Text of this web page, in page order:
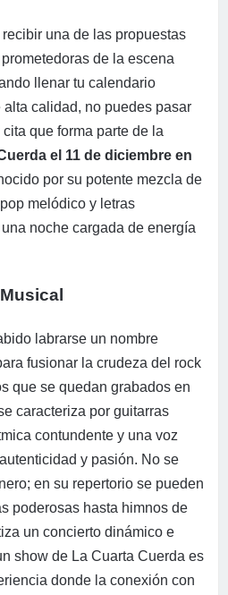
una de las propuestas
de la escena
llenar tu calendario
calidad, no puedes pasar
que forma parte de la
el 11 de diciembre en
por su potente mezcla de
melódico y letras
noche cargada de energía
labrarse un nombre
fusionar la crudeza del rock
que se quedan grabados en
caracteriza por guitarras
contundente y una voz
y pasión. No se
en su repertorio se pueden
poderosas hasta himnos de
un concierto dinámico e
show de La Cuarta Cuerda es
donde la conexión con